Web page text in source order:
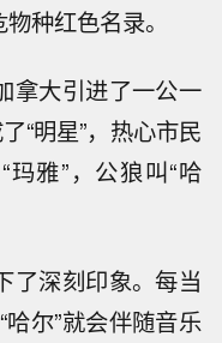
种红色名录。
拿大引进了一公一
“明星”，热心市民
雅”，公狼叫“哈
了深刻印象。每当
哈尔”就会伴随音乐